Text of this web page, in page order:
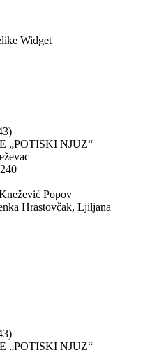
„POTISKI NJUZ“
Popov
Hrastovčak, Ljiljana
„POTISKI NJUZ“